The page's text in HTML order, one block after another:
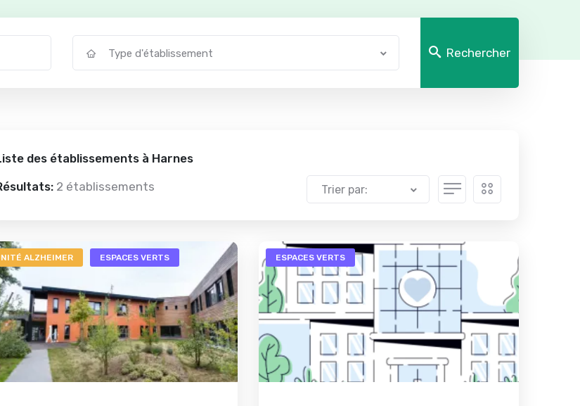
Type d'établissement Rechercher
des établissements à Harnes
2 établissements Trier par:
ALZHEIMER ESPACES VERTS ESPACES VERTS